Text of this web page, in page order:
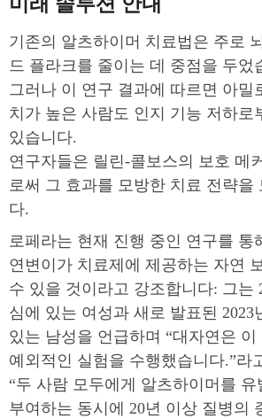
기존의 알츠하이머 치료법은 주로
드 플라크를 줄이는 데 중점을 두었
그러나 이 연구 결과에 따르면 아밀
치가 높은 사람도 인지 기능 저하로
있습니다.
연구자들은 릴린-콜보스의 보호 메
로써 그 효과를 모방한 치료 전략을
다.
로페라는 현재 진행 중인 연구를 통
연변이가 치료제에 제공하는 자연
수 있을 것이라고 강조합니다: 그는
심에 있는 여성과 새로 발표된 2023
있는 남성을 언급하며 “대자연은
예외적인 실험을 수행했습니다.”라
“두 사람 모두에게 알츠하이머를
부여하는 동시에 20년 이상 질병의